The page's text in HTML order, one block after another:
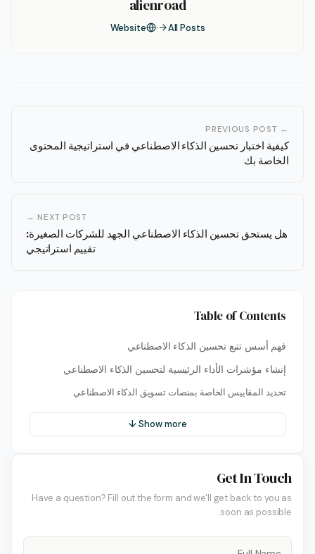
alienroad
All Posts
Website
← PREVIOUS POST
كيفية اختبار تحسين الذكاء الاصطناعي في استراتيجية المحتوى
الخاصة بك
NEXT POST →
هل يستحق تحسين الذكاء الاصطناعي الجهد للشركات الصغيرة:
تقييم استراتيجي
Table of Contents
فهم أسس تتبع تحسين الذكاء الاصطناعي
إنشاء مؤشرات الأداء الرئيسية لتحسين الذكاء الاصطناعي
تحديد المقاييس الخاصة بمنصات تسويق الذكاء الاصطناعي
Show more ↓
Get In Touch
Have a question? Fill out the form and we'll get back to you as
soon as possible.